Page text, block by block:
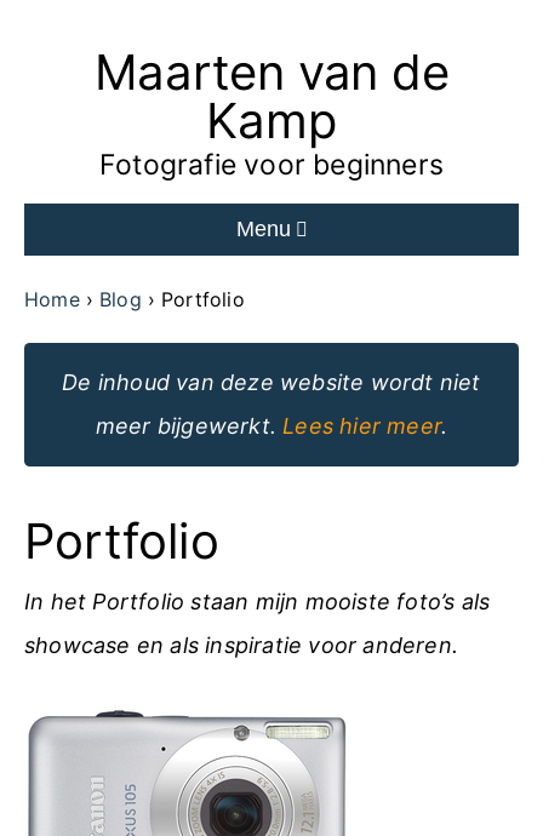
Maarten van de
Kamp
Fotografie voor beginners
Menu
Home Blog Portfolio
De inhoud van deze website wordt niet
meer bijgewerkt. Lees hier meer.
Portfolio
In het Portfolio staan mijn mooiste foto’s als
showcase en als inspiratie voor anderen.